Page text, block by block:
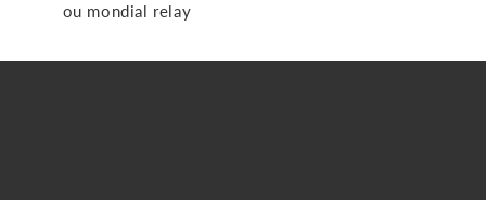
ou mondial relay